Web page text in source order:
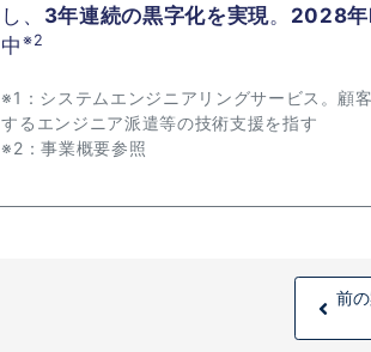
し、 3年連続の黒字化を実現。 2028年
中※2
※1：システムエンジニアリングサービス。顧
するエンジニア派遣等の技術支援を指す
※2：事業概要参照
前